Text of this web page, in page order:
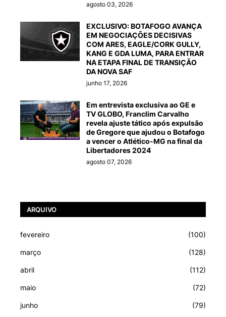
agosto 03, 2026
EXCLUSIVO: BOTAFOGO AVANÇA
EM NEGOCIAÇÕES DECISIVAS
COM ARES, EAGLE/CORK GULLY,
KANG E GDA LUMA, PARA ENTRAR
NA ETAPA FINAL DE TRANSIÇÃO
DA NOVA SAF
junho 17, 2026
Em entrevista exclusiva ao GE e
TV GLOBO, Franclim Carvalho
revela ajuste tático após expulsão
de Gregore que ajudou o Botafogo
a vencer o Atlético-MG na final da
Libertadores 2024
agosto 07, 2026
ARQUIVO
fevereiro (100)
março (128)
abril (112)
maio (72)
junho (79)